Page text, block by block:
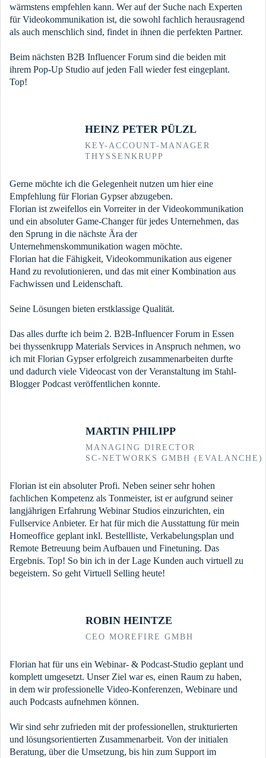
wärmstens empfehlen kann. Wer auf der Suche nach Experten
für Videokommunikation ist, die sowohl fachlich herausragend
als auch menschlich sind, findet in ihnen die perfekten Partner.
Beim nächsten B2B Influencer Forum sind die beiden mit
ihrem Pop-Up Studio auf jeden Fall wieder fest eingeplant.
Top!
HEINZ PETER PÜLZL
KEY-ACCOUNT-MANAGER
THYSSENKRUPP
Gerne möchte ich die Gelegenheit nutzen um hier eine
Empfehlung für Florian Gypser abzugeben.
Florian ist zweifellos ein Vorreiter in der Videokommunikation
und ein absoluter Game-Changer für jedes Unternehmen, das
den Sprung in die nächste Ära der
Unternehmenskommunikation wagen möchte.
Florian hat die Fähigkeit, Videokommunikation aus eigener
Hand zu revolutionieren, und das mit einer Kombination aus
Fachwissen und Leidenschaft.
Seine Lösungen bieten erstklassige Qualität.
Das alles durfte ich beim 2. B2B-Influencer Forum in Essen
bei thyssenkrupp Materials Services in Anspruch nehmen, wo
ich mit Florian Gypser erfolgreich zusammenarbeiten durfte
und dadurch viele Videocast von der Veranstaltung im Stahl-
Blogger Podcast veröffentlichen konnte.
MARTIN PHILIPP
MANAGING DIRECTOR
SC-NETWORKS GMBH (EVALANCHE)
Florian ist ein absoluter Profi. Neben seiner sehr hohen
fachlichen Kompetenz als Tonmeister, ist er aufgrund seiner
langjährigen Erfahrung Webinar Studios einzurichten, ein
Fullservice Anbieter. Er hat für mich die Ausstattung für mein
Homeoffice geplant inkl. Bestellliste, Verkabelungsplan und
Remote Betreuung beim Aufbauen und Finetuning. Das
Ergebnis. Top! So bin ich in der Lage Kunden auch virtuell zu
begeistern. So geht Virtuell Selling heute!
ROBIN HEINTZE
CEO MOREFIRE GMBH
Florian hat für uns ein Webinar- & Podcast-Studio geplant und
komplett umgesetzt. Unser Ziel war es, einen Raum zu haben,
in dem wir professionelle Video-Konferenzen, Webinare und
auch Podcasts aufnehmen können.
Wir sind sehr zufrieden mit der professionellen, strukturierten
und lösungsorientierten Zusammenarbeit. Von der initialen
Beratung, über die Umsetzung, bis hin zum Support im